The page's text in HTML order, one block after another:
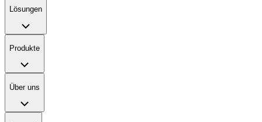
Lösungen
Produkte
Über uns